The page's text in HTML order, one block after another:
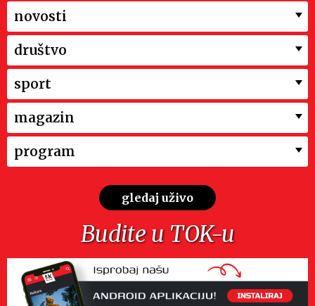
novosti
društvo
sport
magazin
program
gledaj uživo
Budite u TOK-u